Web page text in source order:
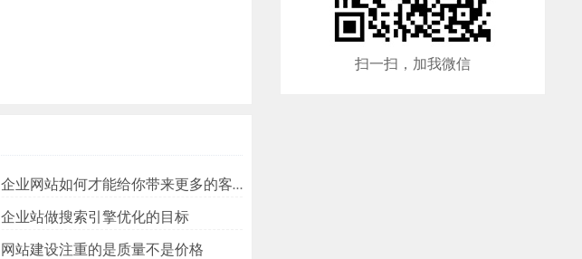
企业网站如何才能给你带来更多的客户？
企业站做搜索引擎优化的目标
网站建设注重的是质量不是价格
扫一扫，加我微信